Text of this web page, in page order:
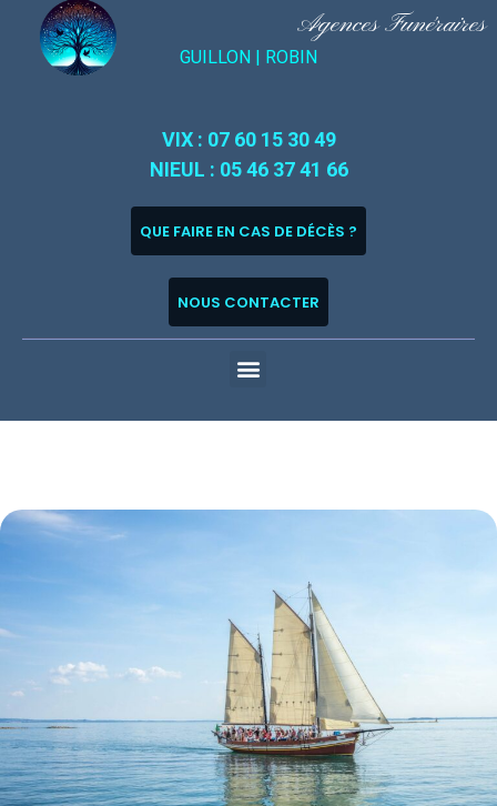
Agences Funéraires
GUILLON | ROBIN
VIX : 07 60 15 30 49
NIEUL : 05 46 37 41 66
QUE FAIRE EN CAS DE DÉCÈS ?
NOUS CONTACTER